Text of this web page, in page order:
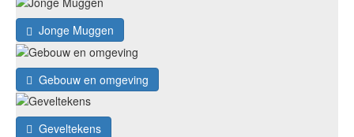
Jonge Muggen
Gebouw en omgeving
Geveltekens